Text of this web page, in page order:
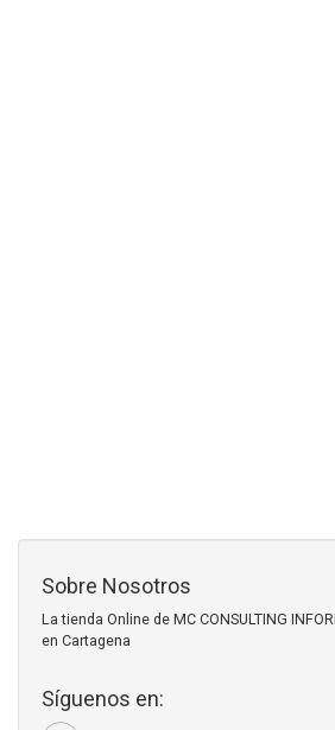
Sobre Nosotros
La tienda Online de MC CONSULTING
en Cartagena
Síguenos en: